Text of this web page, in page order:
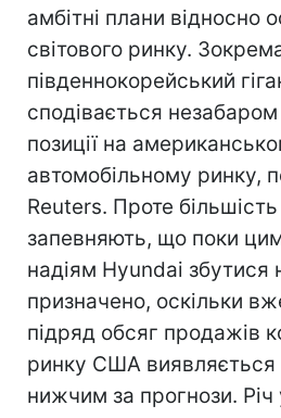
амбітні плани відносно
світового ринку.
південнокорейський
сподівається незабаром
позиції на
автомобільному ринку,
Reuters. Проте більшість
запевняють, що поки
надіям Hyundai збутися
призначено, оскільки
підряд обсяг продажів
ринку США виявляється
нижчим за прогнози.